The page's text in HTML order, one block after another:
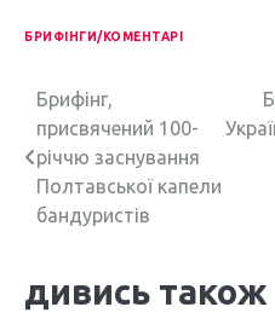
БРИФІНГИ/КОМЕНТАРІ
Н
а
в
г
а
Брифінг,
присвячений 100-
річчю заснування
Полтавської капели
бандуристів
дивись також